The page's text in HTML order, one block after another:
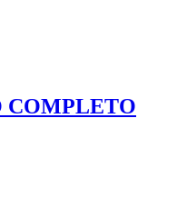
COMPLETO